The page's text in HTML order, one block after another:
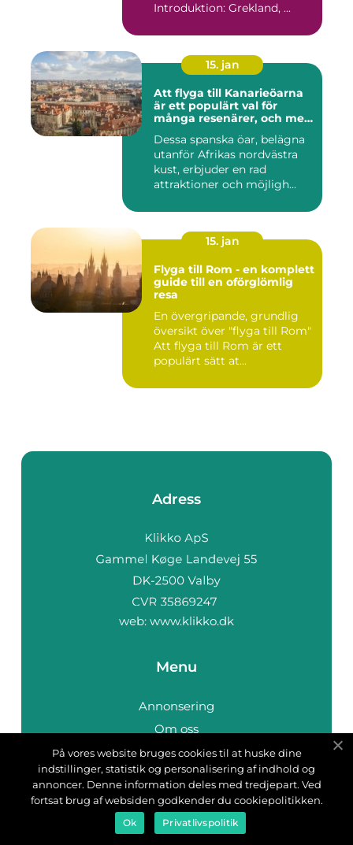
Introduktion: Grekland, ...
15. jan
Att flyga till Kanarieöarna
är ett populärt val för
många resenärer, och med
Dessa spanska öar, belägna
utanför Afrikas nordvästra
kust, erbjuder en rad
attraktioner och möjligh...
15. jan
Flyga till Rom - en komplett
guide till en oförglömlig
resa
En övergripande, grundlig
översikt över "flyga till Rom"
Att flyga till Rom är ett
populärt sätt at...
Adress
web: www.klikko.dk
Menu
Annonsering
Om oss
Cookies
Kontakta oss
Sitemap
På vores website bruges cookies til at huske dine
indstillinger, statistik og personalisering af indhold og
annoncer. Denne information deles med tredjepart. Ved
fortsat brug af websiden godkender du cookiepolitikken.
Ok Privatlivspolitik